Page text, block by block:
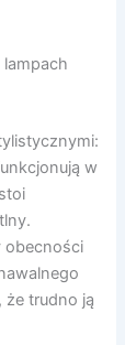
w
obecności
że trudno ją